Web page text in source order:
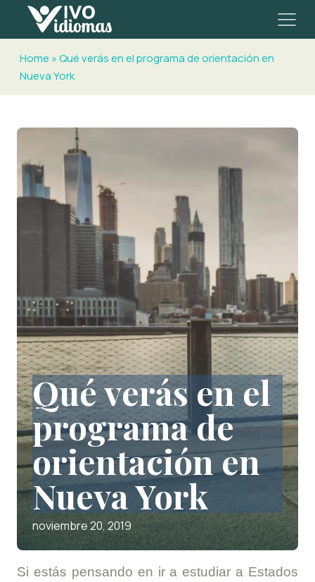
Home »Qué verás en el programa de orientación en
Nueva York
Qué verás en el
programa de
orientación en
Nueva York
noviembre 20, 2019
Si estás pensando en ir a estudiar a Estados